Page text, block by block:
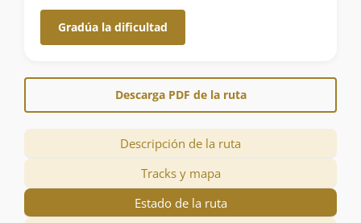
Gradúa la dificultad
Descarga PDF de la ruta
Descripción de la ruta
Tracks y mapa
Estado de la ruta